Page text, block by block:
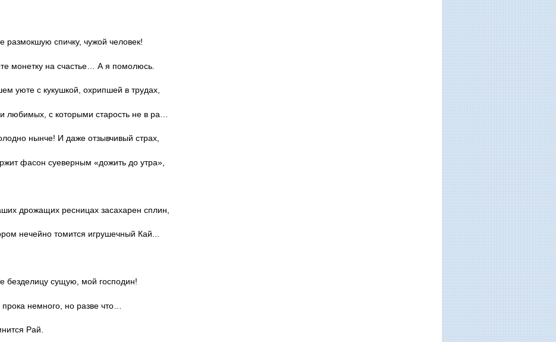
размокшую спичку, чужой человек!
монетку на счастье… А я помолюсь.
уюте с кукушкой, охрипшей в трудах,
любимых, с которыми старость не в ра…
нынче! И даже отзывчивый страх,
фасон суеверным «дожить до утра»,
дрожащих ресницах засахарен сплин,
нечейно томится игрушечный Кай...
безделицу сущую, мой господин!
немного, но разве что…
Рай.